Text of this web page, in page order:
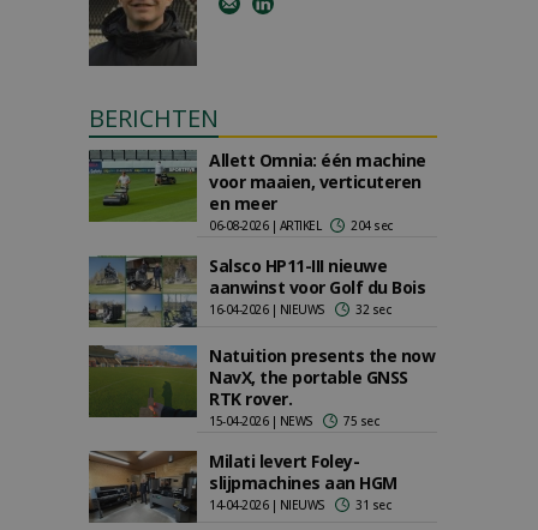
BERICHTEN
Allett Omnia: één machine
voor maaien, verticuteren
en meer
06-08-2026 | ARTIKEL 204 sec
Salsco HP11-III nieuwe
aanwinst voor Golf du Bois
16-04-2026 | NIEUWS 32 sec
Natuition presents the now
NavX, the portable GNSS
RTK rover.
15-04-2026 | NEWS 75 sec
Milati levert Foley-
slijpmachines aan HGM
14-04-2026 | NIEUWS 31 sec